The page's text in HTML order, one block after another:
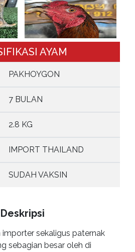
AYAM
PAKHOYGON
7 BULAN
2.8 KG
IMPORT THAILAND
SUDAH VAKSIN
Deskripsi
importer sekaligus paternak
sebagian besar oleh di